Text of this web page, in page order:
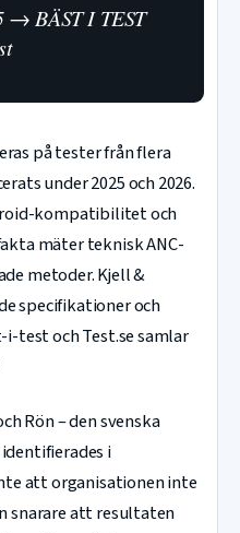
→ BÄST I TEST
på tester från flera
under 2025 och 2026.
kompatibilitet och
mäter teknisk ANC-
metoder. Kjell &
specifikationer och
test och Test.se samlar
Rön – den svenska
i
att organisationen inte
snarare att resultaten